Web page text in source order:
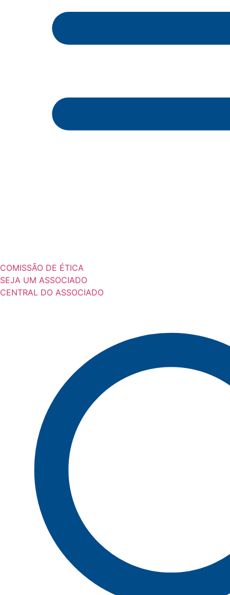
COMISSÃO DE ÉTICA
SEJA UM ASSOCIADO
CENTRAL DO ASSOCIADO